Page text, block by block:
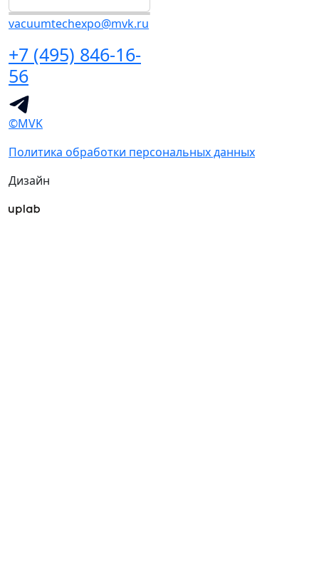
vacuumtechexpo@mvk.ru
+7 (495) 846-16-
56
©MVK
Политика обработки персональных данных
Дизайн